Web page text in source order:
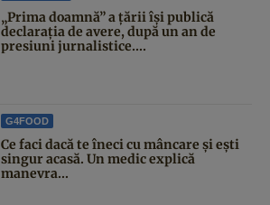
„Prima doamnă” a țării își publică
declarația de avere, după un an de
presiuni jurnalistice....
G4FOOD
Ce faci dacă te îneci cu mâncare și ești
singur acasă. Un medic explică
manevra...